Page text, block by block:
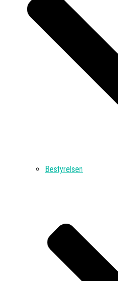
Bestyrelsen